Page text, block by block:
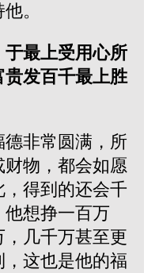
。
最上受用心所
发百千最上胜
非常圆满，所
物，都会如愿
得到的还会千
想挣一百万
几千万甚至更
这也是他的福